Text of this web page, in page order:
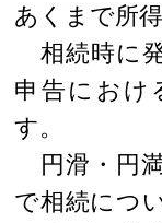
あくまで所
相続時に
申告におけ
す。
円滑・円
で相続につ